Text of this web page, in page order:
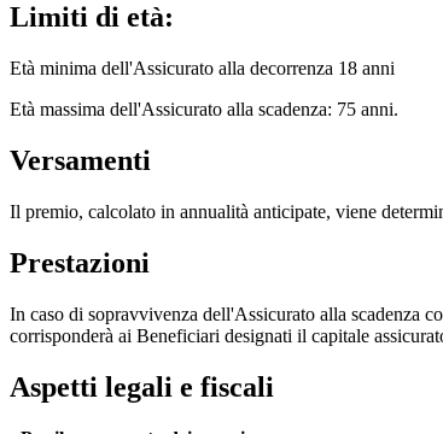
Limiti di età:
Età minima dell'Assicurato alla decorrenza 18 anni
Età massima dell'Assicurato alla scadenza: 75 anni.
Versamenti
Il premio, calcolato in annualità anticipate, viene
Prestazioni
In caso di sopravvivenza dell'Assicurato alla scadenza
corrisponderà ai Beneficiari designati il capitale
Aspetti legali e fiscali